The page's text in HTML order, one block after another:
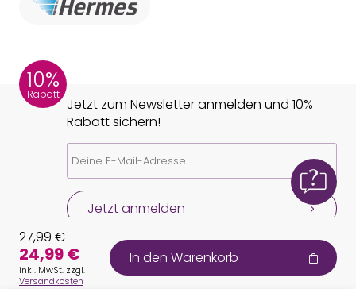
10%
Rabatt
Jetzt zum Newsletter anmelden und 10%
Rabatt sichern!
Jetzt anmelden
27,99 €
24,99 €
inkl. MwSt. zzgl.
Versandkosten
In den Warenkorb